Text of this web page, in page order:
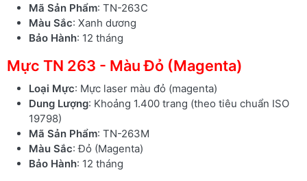
Mã Sản Phẩm: TN-263C
Màu Sắc: Xanh dương
Bảo Hành: 12 tháng
Mực TN 263 - Màu Đỏ (Magenta)
Loại Mực: Mực laser màu đỏ (magenta)
Dung Lượng: Khoảng 1.400 trang (theo tiêu chuẩn ISO
19798)
Mã Sản Phẩm: TN-263M
Màu Sắc: Đỏ (Magenta)
Bảo Hành: 12 tháng